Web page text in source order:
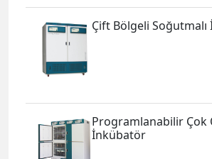
Çift Bölgeli
Programlanabilir Çok
İnkübatör